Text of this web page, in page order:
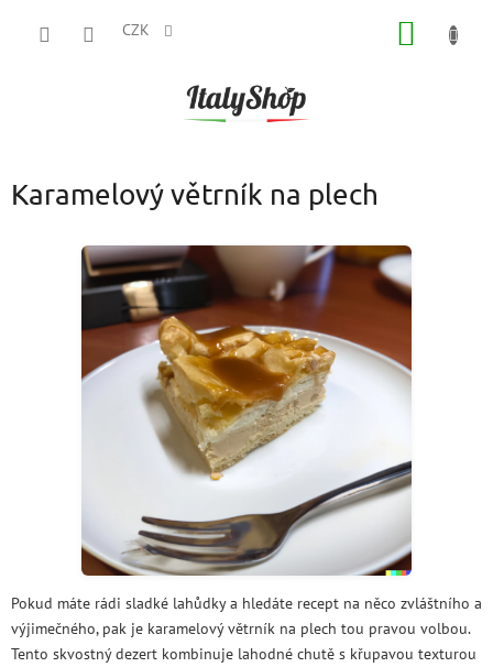
CZK
Karamelový větrník na plech
Pokud máte rádi sladké lahůdky a hledáte recept na něco zvláštního a
výjimečného, pak je karamelový větrník na plech tou pravou volbou.
Tento skvostný dezert kombinuje lahodné chutě s křupavou texturou